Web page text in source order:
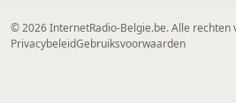
© 2026 InternetRadio-Belgie.be. Alle rechten
PrivacybeleidGebruiksvoorwaarden